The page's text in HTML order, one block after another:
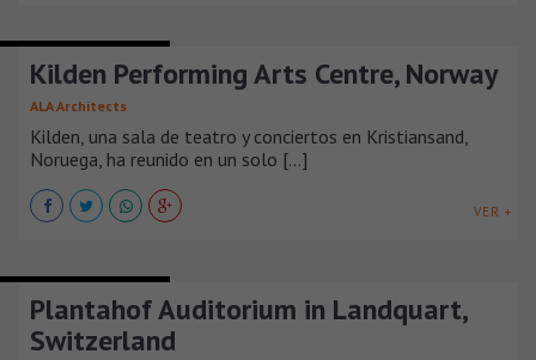
Kilden Performing Arts Centre, Norway
ALA Architects
Kilden, una sala de teatro y conciertos en Kristiansand,
Noruega, ha reunido en un solo [...]
VER +
Plantahof Auditorium in Landquart,
Switzerland